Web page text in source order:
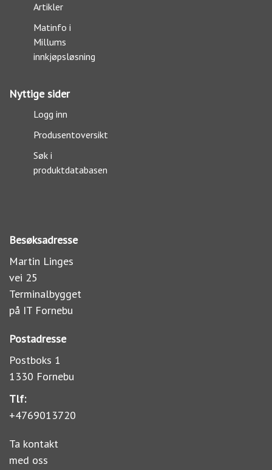
Artikler
Matinfo i
Millums
innkjøpsløsning
Nyttige sider
Logg inn
Produsentoversikt
Søk i
produktdatabasen
Besøksadresse
Martin Linges
vei 25
Terminalbygget
på IT Fornebu
Postadresse
Postboks 1
1330 Fornebu
Tlf:
+4769013720
Ta kontakt
med oss